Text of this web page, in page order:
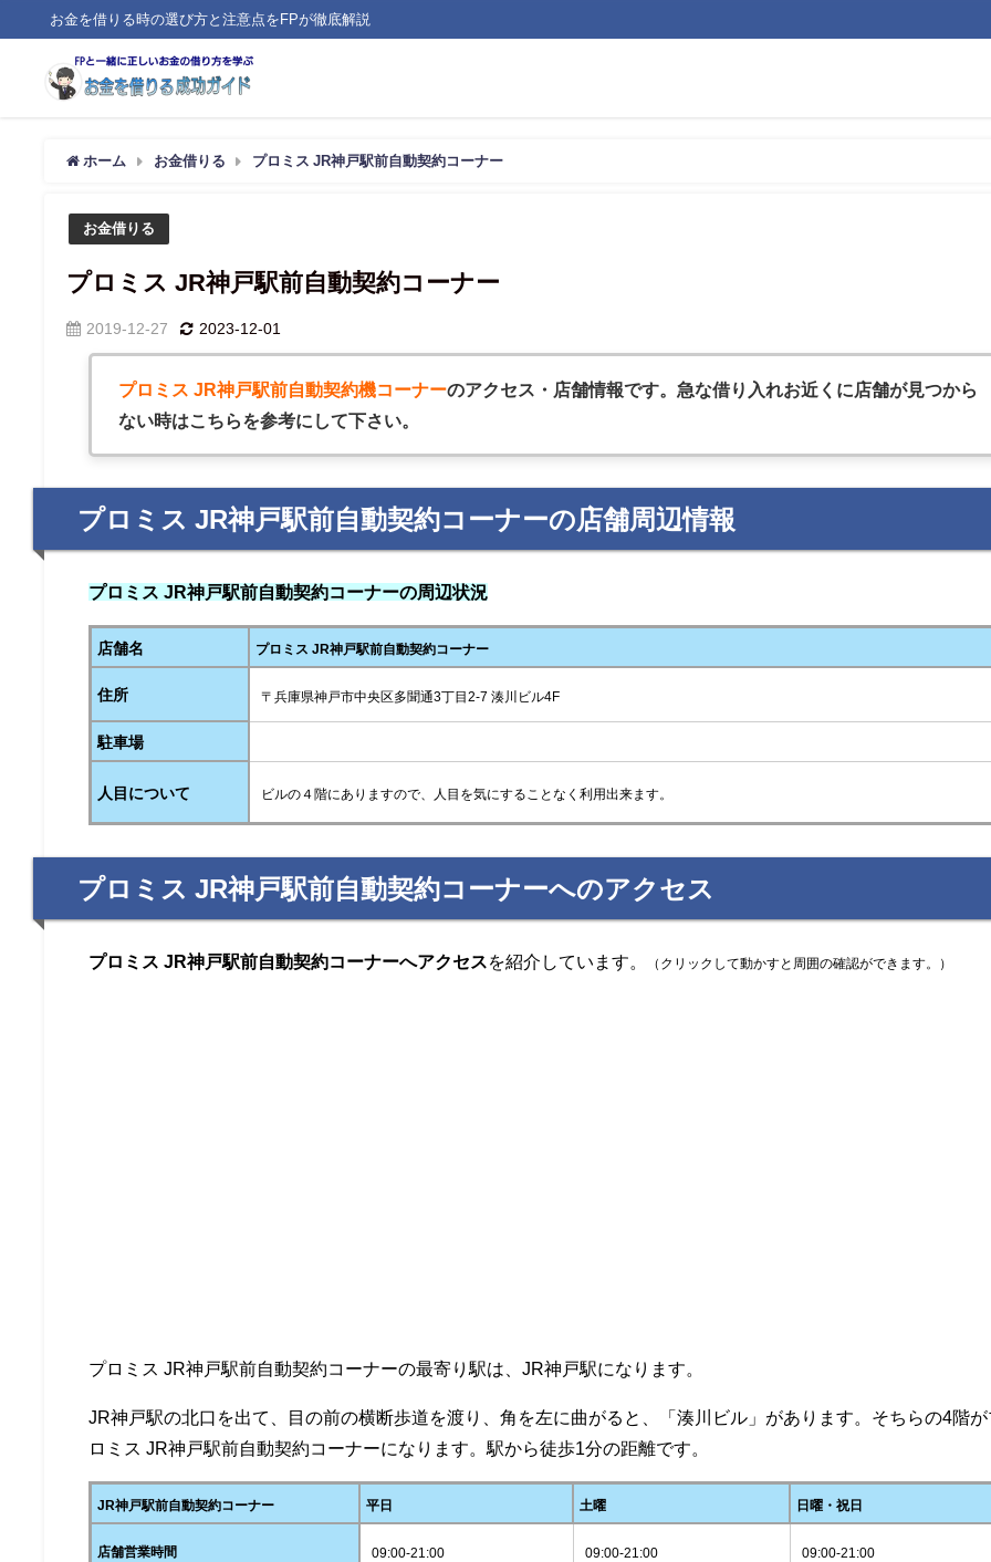
お金を借りる時の選び方と注意点をFPが徹底解説
ホーム お金借りる プロミス JR神戸駅前自動契約コーナー
お金借りる
プロミス JR神戸駅前自動契約コーナー
2019-12-27 2023-12-01
プロミス JR神戸駅前自動契約機コーナーのアクセス・店舗情報です。急な借り入れお近くに店舗が見つから
ない時はこちらを参考にして下さい。
プロミス JR神戸駅前自動契約コーナーの店舗周辺情報
プロミス JR神戸駅前自動契約コーナーの周辺状況
店舗名 プロミス JR神戸駅前自動契約コーナー
住所 〒兵庫県神戸市中央区多聞通3丁目2-7 湊川ビル4F
駐車場
人目について ビルの４階にありますので、人目を気にすることなく利用出来ます。
プロミス JR神戸駅前自動契約コーナーへのアクセス
プロミス JR神戸駅前自動契約コーナーへアクセスを紹介しています。 （クリックして動かすと周囲の確認ができます。）
プロミス JR神戸駅前自動契約コーナーの最寄り駅は、JR神戸駅になります。
JR神戸駅の北口を出て、目の前の横断歩道を渡り、角を左に曲がると、「湊川ビル」があります。そちらの4階が
ロミス JR神戸駅前自動契約コーナーになります。駅から徒歩1分の距離です。
JR神戸駅前自動契約コーナー 平日 土曜 日曜・祝日
店舗営業時間 09:00-21:00 09:00-21:00 09:00-21:00